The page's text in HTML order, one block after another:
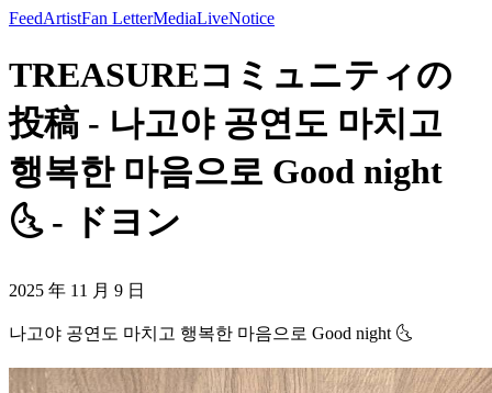
FeedArtistFan LetterMediaLiveNotice
TREASUREコミュニティの
投稿 - 나고야 공연도 마치고
행복한 마음으로 Good night
🌜 - ドヨン
2025 年 11 月 9 日
나고야 공연도 마치고 행복한 마음으로 Good night 🌜